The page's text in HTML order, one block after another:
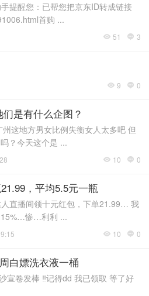
提醒您：已帮您把京东ID转成链接
首购 ...
 51  3
 9  0
是有什么企图？
这地方男女比例失衡女人太多吧 但
？今天这个是 ...
 10  0
，平均5.5元一瓶
直播间领十元红包，下单21.99… 我
15%…惨…利利 ...
 10  0
白嫖洗衣液一桶
宣卷发棒 ‼️记得dd 我已领取 等了好